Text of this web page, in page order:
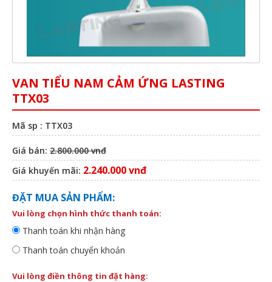
VAN TIỂU NAM CẢM ỨNG LASTING
TTX03
Mã sp : TTX03
Giá bán: 2.800.000 vnđ
Giá khuyến mãi: 2.240.000 vnđ
ĐẶT MUA SẢN PHẨM:
Vui lòng chọn hình thức thanh toán:
Thanh toán khi nhận hàng
Thanh toán chuyển khoản
Vui lòng điền thông tin đặt hàng: